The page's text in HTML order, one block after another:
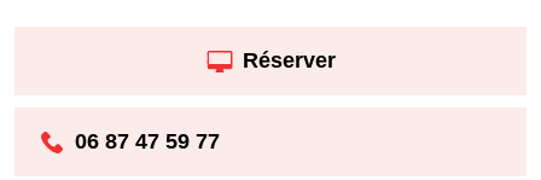
Réserver
06 87 47 59 77